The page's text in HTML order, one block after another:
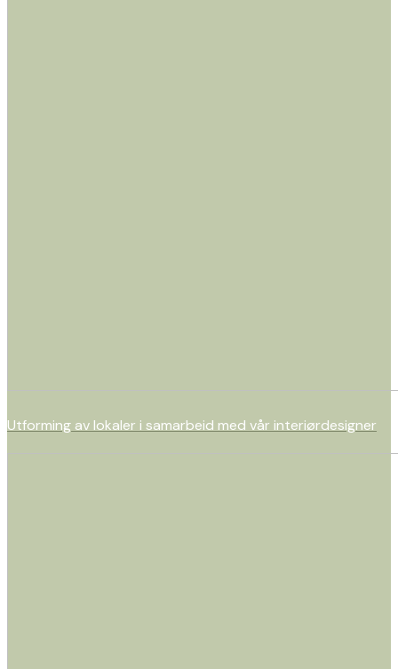
Utforming av lokaler i samarbeid med vår interiørdesigner